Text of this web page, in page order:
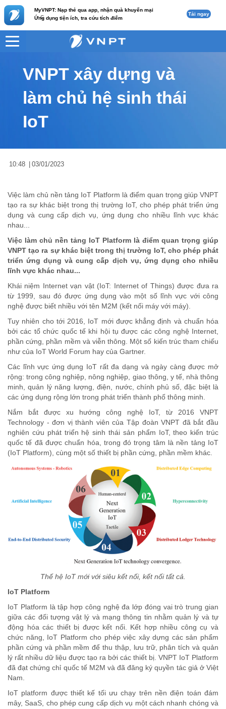
MyVNPT: Nạp thẻ qua app, nhận quà khuyến mại
Ứng dụng tiện ích, tra cứu tích điểm
c Tải ngay
VNPT Nội dung tin
VNPT xây dựng và
làm chủ hệ sinh thái
IoT
10:48 03/01/2023
Việc làm chủ nền tảng IoT Platform là điểm quan trọng giúp VNPT
tạo ra sự khác biệt trong thị trường IoT, cho phép phát triển ứng
dụng và cung cấp dịch vụ, ứng dụng cho nhiều lĩnh vực khác
nhau...
Việc làm chủ nền tảng IoT Platform là điểm quan trọng giúp
VNPT tạo ra sự khác biệt trong thị trường IoT, cho phép phát
triển ứng dụng và cung cấp dịch vụ, ứng dụng cho nhiều
lĩnh vực khác nhau...
Khái niệm Internet vạn vật (IoT: Internet of Things) được đưa ra
từ 1999, sau đó được ứng dụng vào một số lĩnh vực với công
nghệ được biết nhiều với tên M2M (kết nối máy với máy).
Tuy nhiên cho tới 2016, IoT mới được khẳng định và chuẩn hóa
bởi các tổ chức quốc tế khi hội tụ được các công nghệ Internet,
phần cứng, phần mềm và viễn thông. Một số kiến trúc tham chiếu
như của IoT World Forum hay của Gartner.
Các lĩnh vực ứng dụng IoT rất đa dạng và ngày càng được mở
rộng: trong công nghiệp, nông nghiệp, giao thông, y tế, nhà thông
minh, quản lý năng lượng, điện, nước, chính phủ số, đặc biệt là
các ứng dụng rộng lớn trong phát triển thành phố thông minh.
Nắm bắt được xu hướng công nghệ IoT, từ 2016 VNPT
Technology - đơn vị thành viên của Tập đoàn VNPT đã bắt đầu
nghiên cứu phát triển hệ sinh thái sản phẩm IoT, theo kiến trúc
quốc tế đã được chuẩn hóa, trong đó trọng tâm là nền tảng IoT
(IoT Platform), cùng một số thiết bị phần cứng, phần mềm khác.
Thế hệ IoT mới với siêu kết nối, kết nối tất cả.
IoT Platform
IoT Platform là tập hợp công nghệ đa lớp đóng vai trò trung gian
giữa các đối tượng vật lý và mạng thông tin nhằm quản lý và tự
động hóa các thiết bị được kết nối. Kết hợp nhiều công cụ và
chức năng, IoT Platform cho phép việc xây dựng các sản phẩm
phần cứng và phần mềm để thu thập, lưu trữ, phân tích và quản
lý rất nhiều dữ liệu được tạo ra bởi các thiết bị. VNPT IoT Platform
đã đạt chứng chỉ quốc tế M2M và đã đăng ký quyền tác giả ở Việt
Nam.
IoT platform được thiết kế tối ưu chạy trên nền điện toán đám
mây, SaaS, cho phép cung cấp dịch vụ một cách nhanh chóng và